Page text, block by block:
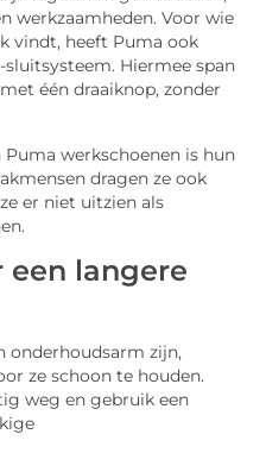
werkzaamheden. Voor wie
vindt, heeft Puma ook
sluitsysteem. Hiermee span
één draaiknop, zonder
werkschoenen is hun
dragen ze ook
er niet uitzien als
een langere
onderhoudsarm zijn,
ze schoon te houden.
weg en gebruik een